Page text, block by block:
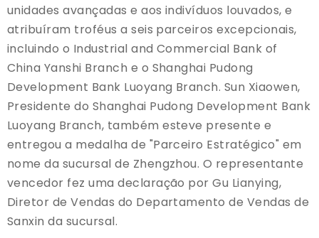
unidades avançadas e aos indivíduos louvados, e
atribuíram troféus a seis parceiros excepcionais,
incluindo o Industrial and Commercial Bank of
China Yanshi Branch e o Shanghai Pudong
Development Bank Luoyang Branch. Sun Xiaowen,
Presidente do Shanghai Pudong Development Bank
Luoyang Branch, também esteve presente e
entregou a medalha de "Parceiro Estratégico" em
nome da sucursal de Zhengzhou. O representante
vencedor fez uma declaração por Gu Lianying,
Diretor de Vendas do Departamento de Vendas de
Sanxin da sucursal.